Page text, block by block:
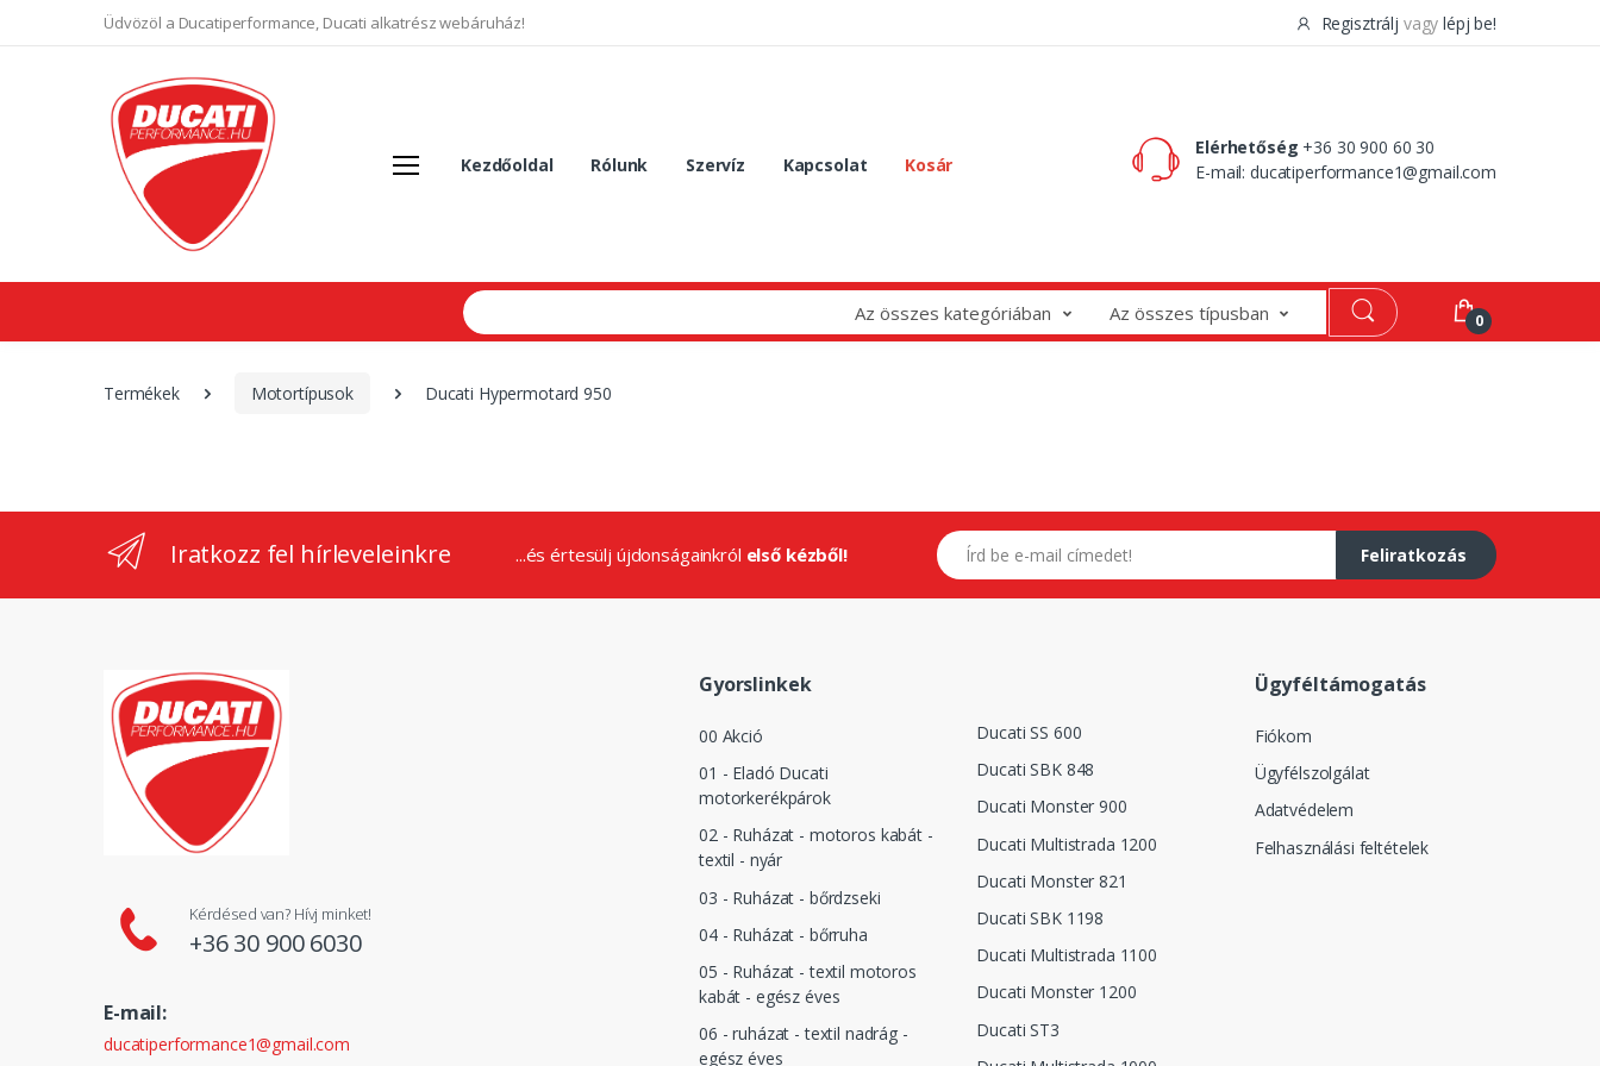
Üdvözöl a Ducatiperformance, Ducati alkatrész webáruház! Regisztrálj vagy lépj be!
Kezdőoldal Rólunk Szervíz Kapcsolat Kosár
Elérhetőség +36 30 900 60 30
E-mail:ducatiperformance1@gmail.com
Search
Az összes kategóriában Az összes típusban 0
Termékek Motortípusok Ducati Hypermotard 950
Iratkozz fel hírleveleinkre ...és értesülj újdonságainkról első kézből!
E-mail címed
Feliratkozás
Kérdésed van? Hívj minket!
+36 30 900 6030
E-mail:
ducatiperformance1@gmail.com
Gyorslinkek
00 Akció
01 - Eladó Ducati
motorkerékpárok
02 - Ruházat - motoros kabát -
textil - nyár
03 - Ruházat - bőrdzseki
04 - Ruházat - bőrruha
05 - Ruházat - textil motoros
kabát - egész éves
06 - ruházat - textil nadrág -
egész éves
Ducati SS 600
Ducati SBK 848
Ducati Monster 900
Ducati Multistrada 1200
Ducati Monster 821
Ducati SBK 1198
Ducati Multistrada 1100
Ducati Monster 1200
Ducati ST3
Ügyféltámogatás
Fiókom
Ügyfélszolgálat
Adatvédelem
Felhasználási feltételek